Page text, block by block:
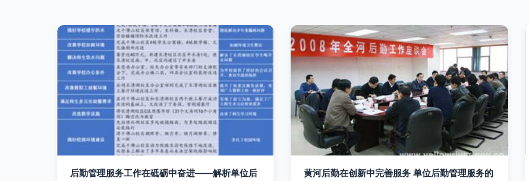
后勤管理服务工作在砥砺中奋进——解析单位后
黄河后勤在创新中完善服务 单位后勤管理服务的